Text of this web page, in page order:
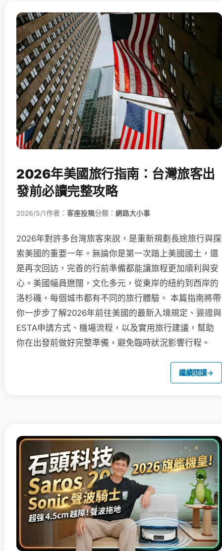
2026年美國旅行指南：台灣旅客出
發前必讀完整攻略
2026/5/1作者： 客座投稿分類： 網路大小事
2026年對許多台灣旅客來說，是重新規劃長途旅行與探
索美國的重要一年。無論你是第一次踏上美國國土，還
是再次回訪，完善的行前準備都能讓旅程更加順利與安
心。美國幅員遼闊，文化多元，從東岸的紐約到西岸的
洛杉磯，每個城市都有不同的旅行體驗。 本篇指南將帶
你一步步了解2026年前往美國的最新入境規定、簽證與
ESTA申請方式、機場流程，以及實用旅行建議，幫助
你在出發前做好完整準備，避免臨時狀況影響行程。
繼續閱讀→